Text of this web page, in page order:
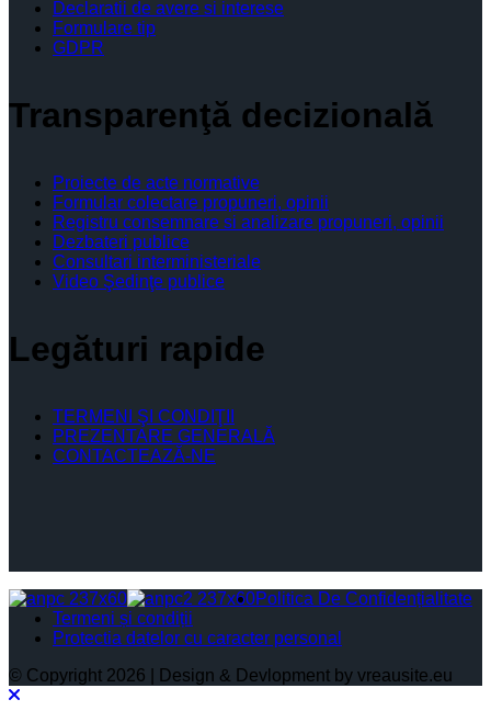
Declaratii de avere si interese
Formulare tip
GDPR
Transparenţă decizională
Proiecte de acte normative
Formular colectare propuneri, opinii
Registru consemnare si analizare propuneri, opinii
Dezbateri publice
Consultari interministeriale
Video Şedinţe publice
Legături rapide
TERMENI ŞI CONDIŢII
PREZENTARE GENERALĂ
CONTACTEAZĂ-NE
Politica De Confidențialitate
Termeni și condiții
Protectia datelor cu caracter personal
© Copyright 2026 | Design & Devlopment by vreausite.eu